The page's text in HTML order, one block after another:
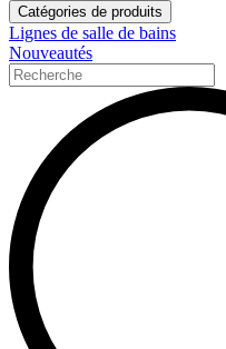
Catégories de produits
Lignes de salle de bains
Nouveautés